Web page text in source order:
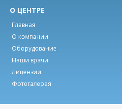
О ЦЕНТРЕ
Главная
О компании
Оборудование
Наши врачи
Лицензии
Фотогалерея